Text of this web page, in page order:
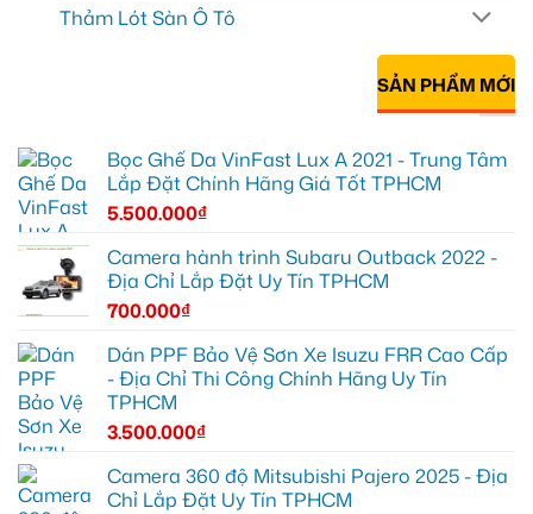
Thảm Lót Sàn Ô Tô
SẢN PHẨM MỚI
Bọc Ghế Da VinFast Lux A 2021 - Trung Tâm
Lắp Đặt Chính Hãng Giá Tốt TPHCM
5.500.000₫
Camera hành trình Subaru Outback 2022 -
Địa Chỉ Lắp Đặt Uy Tín TPHCM
700.000₫
Dán PPF Bảo Vệ Sơn Xe Isuzu FRR Cao Cấp
- Địa Chỉ Thi Công Chính Hãng Uy Tín
TPHCM
3.500.000₫
Camera 360 độ Mitsubishi Pajero 2025 - Địa
Chỉ Lắp Đặt Uy Tín TPHCM